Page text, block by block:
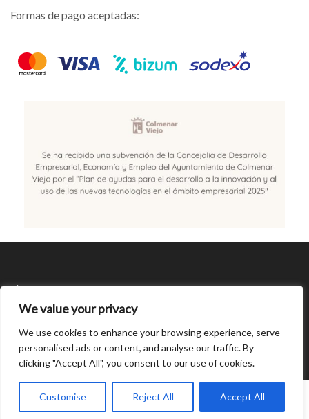
We value your privacy
We use cookies to enhance your browsing experience, serve
personalised ads or content, and analyse our traffic. By
clicking "Accept All", you consent to our use of cookies.
Customise Reject All Accept All
Formas de pago aceptadas:
© Created by 8theme- Power Elite ThemeForest Author.
Home INICIAR SESIÓN Cart
Open
chaty